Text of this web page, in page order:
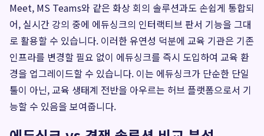
Meet, MS Teams와 같은 화상 회의 솔루션과도 손쉽게 통합되
어, 실시간 강의 중에 에듀싱크의 인터랙티브 판서 기능을 그대
로 활용할 수 있습니다. 이러한 유연성 덕분에 교육 기관은 기존
인프라를 변경할 필요 없이 에듀싱크를 즉시 도입하여 교육 환
경을 업그레이드할 수 있습니다. 이는 에듀싱크가 단순한 단일
툴이 아닌, 교육 생태계 전반을 아우르는 허브 플랫폼으로서 기
능할 수 있음을 보여줍니다.